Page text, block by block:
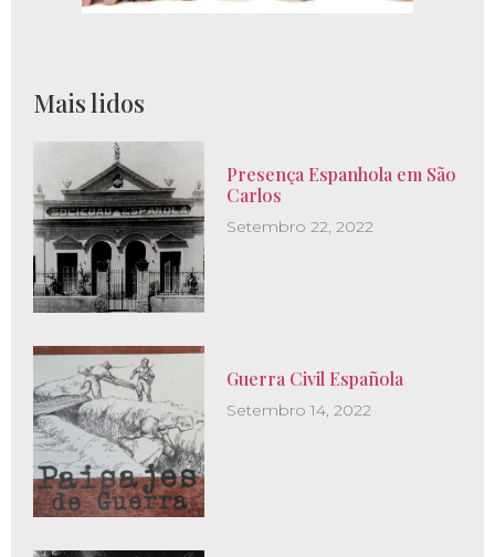
Mais lidos
Presença Espanhola em São
Carlos
Setembro 22, 2022
Guerra Civil Española
Setembro 14, 2022